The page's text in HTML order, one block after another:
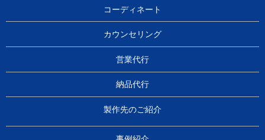
コーディネート
カウンセリング
営業代行
納品代行
製作先のご紹介